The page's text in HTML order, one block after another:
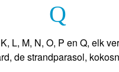
Q
L, M, N, O, P en Q, elk
de strandparasol,